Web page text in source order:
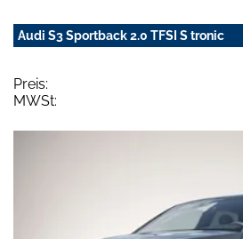
Audi S3 Sportback 2.0 TFSI S tronic
Preis:
MWSt: